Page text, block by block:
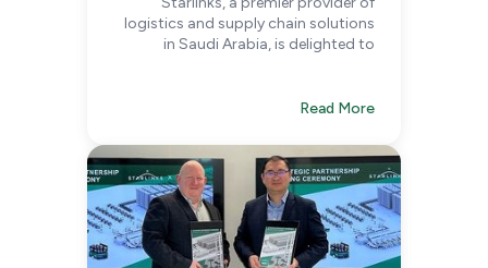
Revolutionize Smart
Supply Chains in KSA
logistics and supply chain solutions
in Saudi Arabia, is delighted to
(MoU) with IoT Squared, a
technology solutions.
Read More